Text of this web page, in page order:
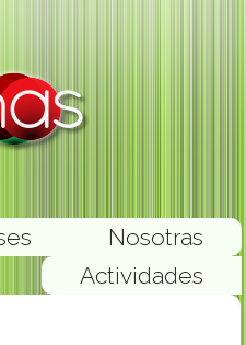
Nosotras
Actividades